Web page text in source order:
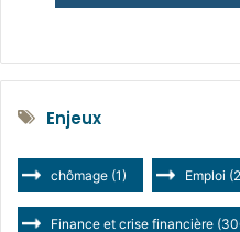
Enjeux
chômage (1) Emploi
Finance et crise financière